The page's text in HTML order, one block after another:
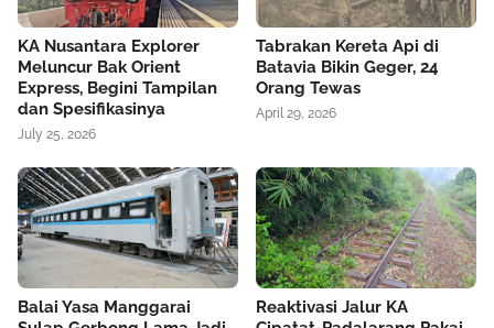
KA Nusantara Explorer
Meluncur Bak Orient
Express, Begini Tampilan
dan Spesifikasinya
July 25, 2026
Tabrakan Kereta Api di
Batavia Bikin Geger, 24
Orang Tewas
April 29, 2026
Balai Yasa Manggarai
Reaktivasi Jalur KA